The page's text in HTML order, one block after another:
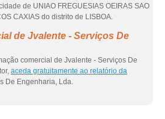
de UNIAO FREGUESIAS OEIRAS SAO
CAXIAS do distrito de LISBOA.
de Jvalente - Serviços De
comercial de Jvalente - Serviços De
aceda gratuitamente ao relatório da
De Engenharia, Lda.